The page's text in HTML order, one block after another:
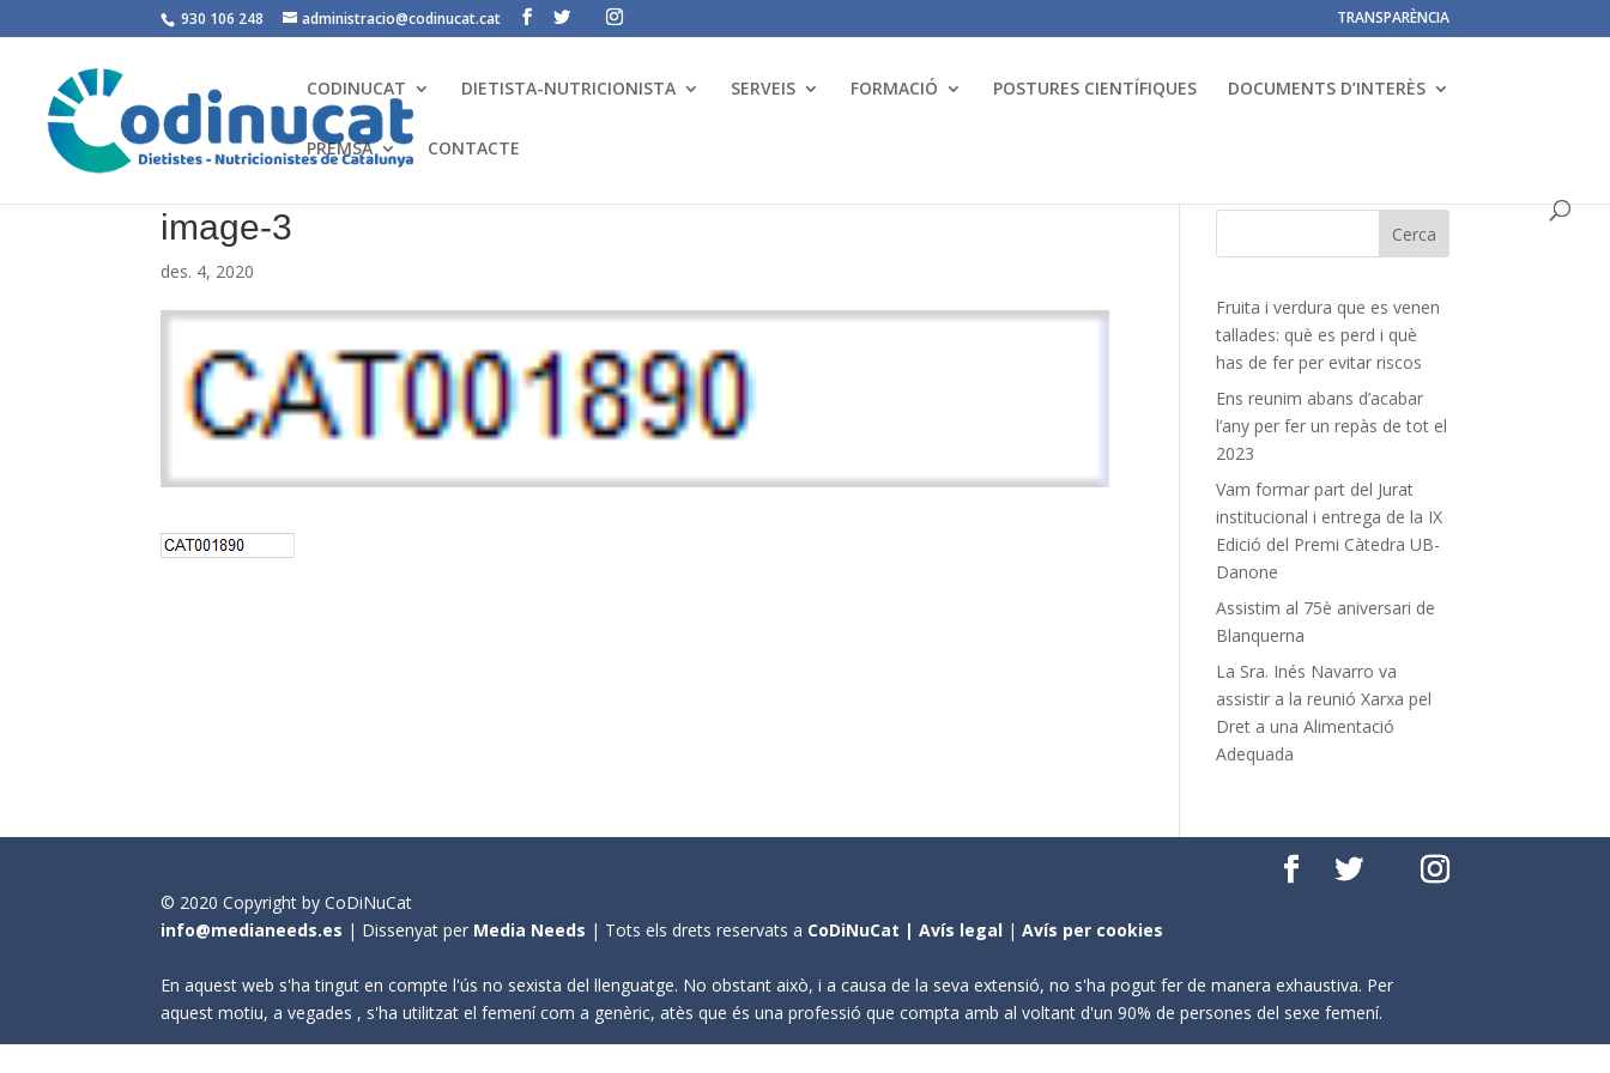
930 106 248 administracio@codinucat.cat TRANSPARÈNCIA
CODINUCAT DIETISTA-NUTRICIONISTA SERVEIS FORMACIÓ POSTURES CIENTÍFIQUES DOCUMENTS D’INTERÈS
PREMSA CONTACTE
image-3
des. 4, 2020
Fruita i verdura que es venen
tallades: què es perd i què
has de fer per evitar riscos
Ens reunim abans d’acabar
l’any per fer un repàs de tot el
2023
Vam formar part del Jurat
institucional i entrega de la IX
Edició del Premi Càtedra UB-
Danone
Assistim al 75è aniversari de
Blanquerna
La Sra. Inés Navarro va
assistir a la reunió Xarxa pel
Dret a una Alimentació
Adequada
© 2020 Copyright by CoDiNuCat
info@medianeeds.es | Dissenyat per Media Needs | Tots els drets reservats a CoDiNuCat |Avís legal |Avís per cookies
En aquest web s'ha tingut en compte l'ús no sexista del llenguatge. No obstant això, i a causa de la seva extensió, no s'ha pogut fer de manera exhaustiva. Per
aquest motiu, a vegades , s'ha utilitzat el femení com a genèric, atès que és una professió que compta amb al voltant d'un 90% de persones del sexe femení.